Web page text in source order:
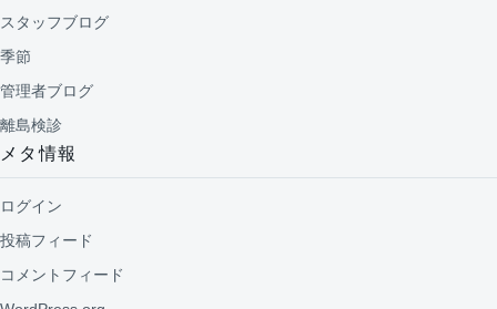
スタッフブログ
季節
管理者ブログ
離島検診
メタ情報
ログイン
投稿フィード
コメントフィード